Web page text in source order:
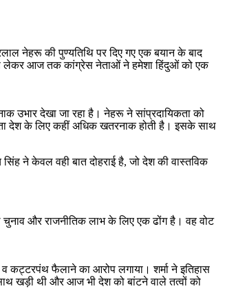
नेहरू की पुण्यतिथि पर दिए गए एक बयान के बाद
से लेकर आज तक कांग्रेस नेताओं ने हमेशा हिंदुओं को एक
उभार देखा जा रहा है। नेहरू ने सांप्रदायिकता को
देश के लिए कहीं अधिक खतरनाक होती है। इसके साथ
ने केवल वही बात दोहराई है, जो देश की वास्तविक
और राजनीतिक लाभ के लिए एक ढोंग है। वह वोट
कट्टरपंथ फैलाने का आरोप लगाया। शर्मा ने इतिहास
खड़ी थी और आज भी देश को बांटने वाले तत्वों को